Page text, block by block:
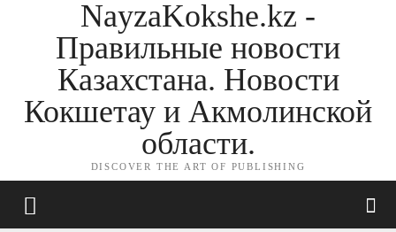
NayzaKokshe.kz -
Правильные новости
Казахстана. Новости
Кокшетау и Акмолинской
области.
DISCOVER THE ART OF PUBLISHING